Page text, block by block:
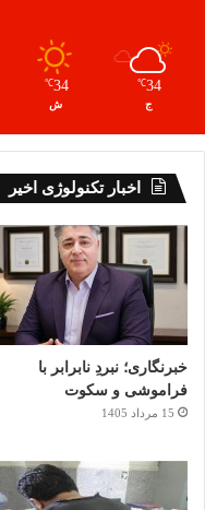
34
℃
ج
34
℃
ش
اخبار تکنولوژی اخیر
خبرنگاری؛ نبردِ نابرابر با
فراموشی و سکوت
15 مرداد 1405